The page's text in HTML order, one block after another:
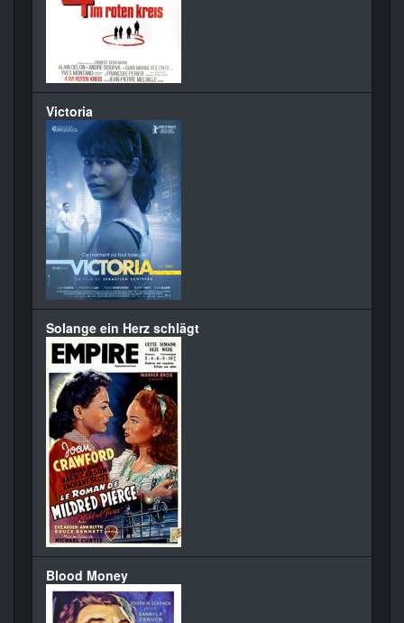
Victoria
Solange ein Herz schlägt
Blood Money